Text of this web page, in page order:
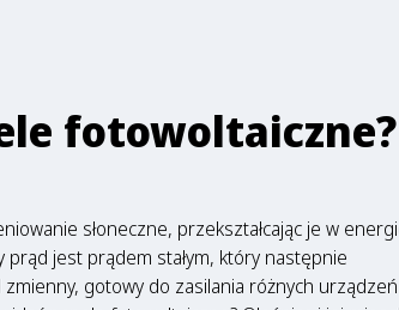
fotowoltaiczne?
słoneczne, przekształcając je w
jest prądem stałym, który następnie
gotowy do zasilania różnych urządzeń